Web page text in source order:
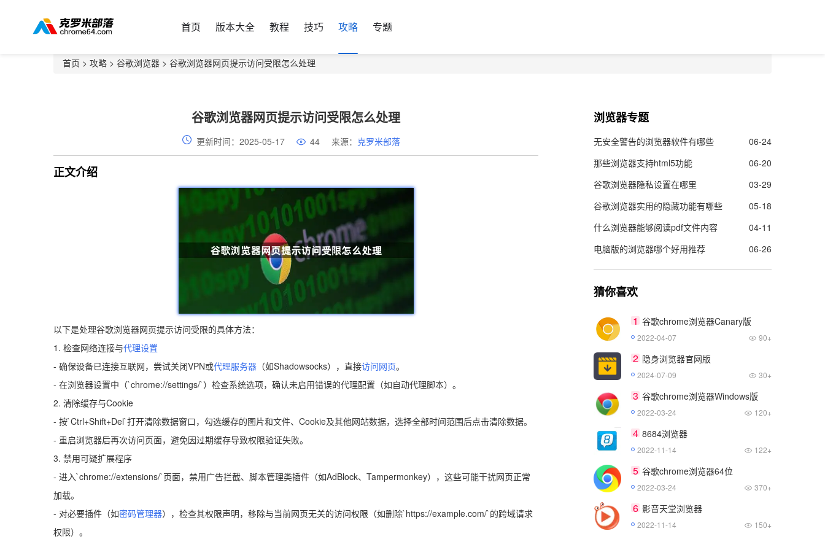
首页 版本大全 教程 技巧 攻略 专题
首页 > 攻略 > 谷歌浏览器 > 谷歌浏览器网页提示访问受限怎么处理
谷歌浏览器网页提示访问受限怎么处理
更新时间：2025-05-17 44 来源： 克罗米部落
正文介绍
以下是处理谷歌浏览器网页提示访问受限的具体方法：
1. 检查网络连接与代理设置
- 确保设备已连接互联网，尝试关闭VPN或代理服务器 （如Shadowsocks），直接访问网页。
- 在浏览器设置中（`chrome://settings/`）检查系统选项，确认未启用错误的代理配置（如自动代理脚本）。
2. 清除缓存与Cookie
- 按`Ctrl+Shift+Del`打开清除数据窗口，勾选缓存的图片和文件、Cookie及其他网站数据，选择全部时间范围后点击清除数据。
- 重启浏览器后再次访问页面，避免因过期缓存导致权限验证失败。
3. 禁用可疑扩展程序
- 进入`chrome://extensions/`页面，禁用广告拦截、脚本管理类插件（如AdBlock、Tampermonkey），这些可能干扰网页正常
加载。
- 对必要插件（如密码管理器），检查其权限声明，移除与当前网页无关的访问权限（如删除`https://example.com/`的跨域请求
权限）。
浏览器专题
无安全警告的浏览器软件有哪些
06-24
那些浏览器支持html5功能
06-20
谷歌浏览器隐私设置在哪里
03-29
谷歌浏览器实用的隐藏功能有哪些
05-18
什么浏览器能够阅读pdf文件内容
04-11
电脑版的浏览器哪个好用推荐
06-26
猜你喜欢
1 谷歌chrome浏览器Canary版
2022-04-07 90+
2 隐身浏览器官网版
2024-07-09 30+
3 谷歌chrome浏览器Windows版
2022-03-24 120+
4 8684浏览器
2022-11-14 122+
5 谷歌chrome浏览器64位
2022-03-24 370+
6 影音天堂浏览器
2022-11-14 150+